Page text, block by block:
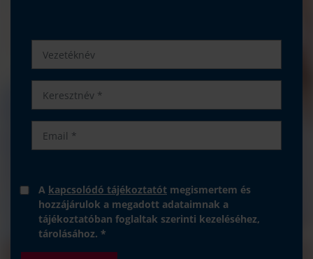
A kapcsolódó tájékoztatót megismertem és
hozzájárulok a megadott adataimnak a
tájékoztatóban foglaltak szerinti kezeléséhez,
tárolásához. *